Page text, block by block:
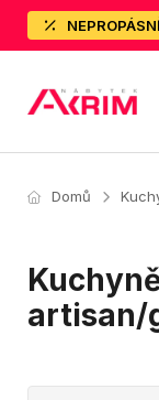
Domů
Kuchyně
artisan/